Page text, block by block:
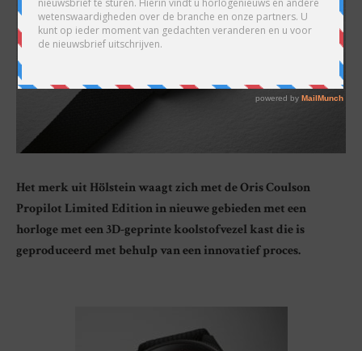
Het merk uit Hölstein waagt zich met de Oris Coulson
Propilot Limited Edition in nieuwe gebieden met een
horloge met een 3D-geprinte koolstofvezel kast die is
geproduceerd met behulp van een innovatief proces.